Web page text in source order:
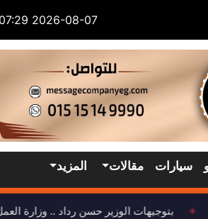
2026-08-07 07:29 AM
سيارات مقالات المزيد
◈ بتوجيهات الوزير حسن رداد .. وزارة